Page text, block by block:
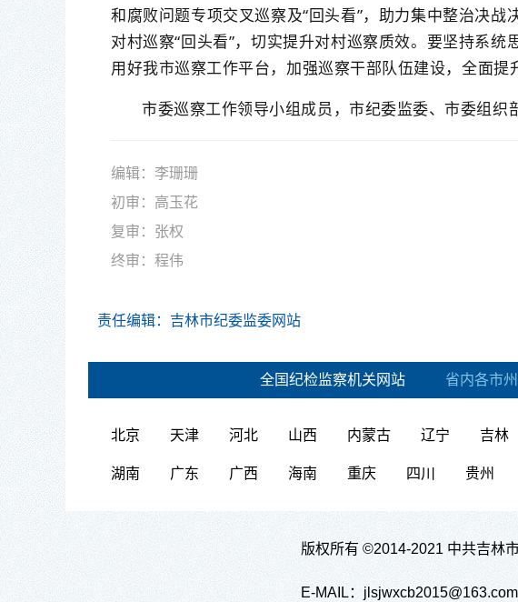
和腐败问题专项交叉巡察及“回头看”，助力集中整治决
对村巡察“回头看”，切实提升对村巡察质效。要坚持系
用好我市巡察工作平台，加强巡察干部队伍建设，全面提
市委巡察工作领导小组成员，市纪委监委、市委组织
编辑：李珊珊
初审：高玉花
复审：张权
终审：程伟
责任编辑：吉林市纪委监委网站
全国纪检监察机关网站 省内各市
北京 天津 河北 山西 内蒙古 辽宁 吉林
湖南 广东 广西 海南 重庆 四川 贵州
版权所有 ©2014-2021 中共吉林
E-MAIL：